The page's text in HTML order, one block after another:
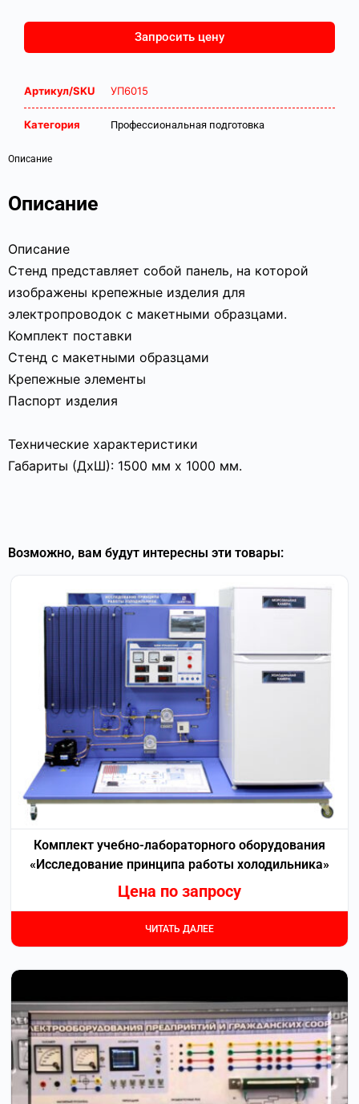
Запросить цену
Артикул/SKU УП6015
Категория Профессиональная подготовка
Описание
Описание
Описание
Стенд представляет собой панель, на которой
изображены крепежные изделия для
электропроводок с макетными образцами.
Комплект поставки
Стенд с макетными образцами
Крепежные элементы
Паспорт изделия
Технические характеристики
Габариты (ДхШ): 1500 мм х 1000 мм.
Возможно, вам будут интересны эти товары:
Комплект учебно-лабораторного оборудования
«Исследование принципа работы холодильника»
Цена по запросу
ЧИТАТЬ ДАЛЕЕ